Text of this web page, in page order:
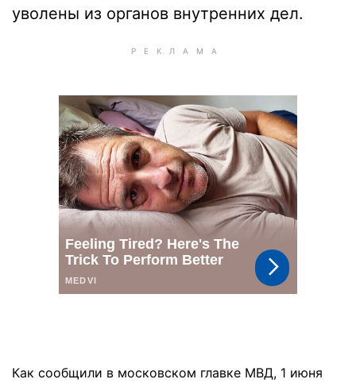
уволены из органов внутренних дел.
Как сообщили в московском главке МВД, 1 июня